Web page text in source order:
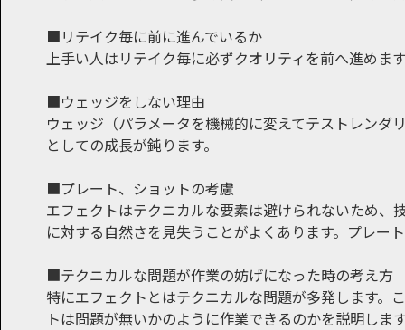
■リテイク毎に前に進んでいるか
上手い人はリテイク毎に必ずクオリティを前へ進めま
■ウェッジをしない理由
ウェッジ（パラメータを機械的に変えてテストレンダ
としての成長が鈍ります。
■プレート、ショットの考慮
エフェクトはテクニカルな要素は避けられないため
に対する自然さを見失うことがよくあります。プレー
■テクニカルな問題が作業の妨げになった時の考え方
特にエフェクトとはテクニカルな問題が多発します。
トは問題が無いかのように作業できるのかを説明しま